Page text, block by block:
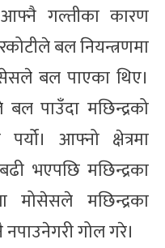
आफ्नै गल्तीका कारण
बल नियन्त्रणमा
बल पाएका थिए।
पाउँदा मछिन्द्रको
आफ्नो क्षेत्रमा
भएपछि मछिन्द्रका
मोसेसले मछिन्द्रका
गोल गरे।